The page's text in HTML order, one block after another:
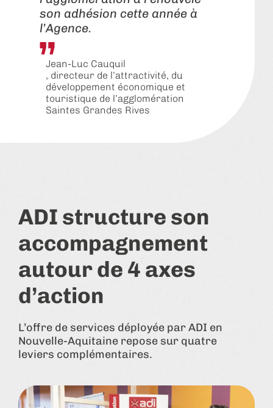
son adhésion cette année à
l’Agence.
Jean-Luc Cauquil
, directeur de l’attractivité, du
développement économique et
touristique de l’agglomération
Saintes Grandes Rives
ADI structure son
accompagnement
autour de 4 axes
d’action
L’offre de services déployée par ADI en
Nouvelle-Aquitaine repose sur quatre
leviers complémentaires.